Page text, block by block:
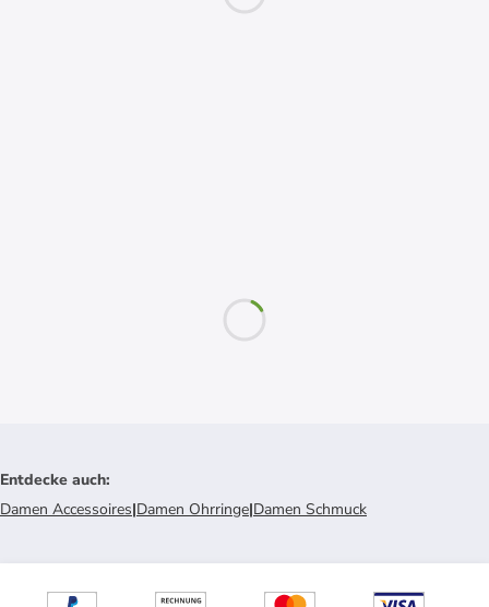
Entdecke auch:
Damen Accessoires|Damen Ohrringe|Damen Schmuck